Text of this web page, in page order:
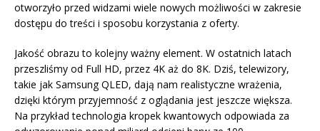
otworzyło przed widzami wiele nowych możliwości w zakresie
dostępu do treści i sposobu korzystania z oferty.
Jakość obrazu to kolejny ważny element. W ostatnich latach
przeszliśmy od Full HD, przez 4K aż do 8K. Dziś, telewizory,
takie jak Samsung QLED, dają nam realistyczne wrażenia,
dzięki którym przyjemność z oglądania jest jeszcze większa.
Na przykład technologia kropek kwantowych odpowiada za